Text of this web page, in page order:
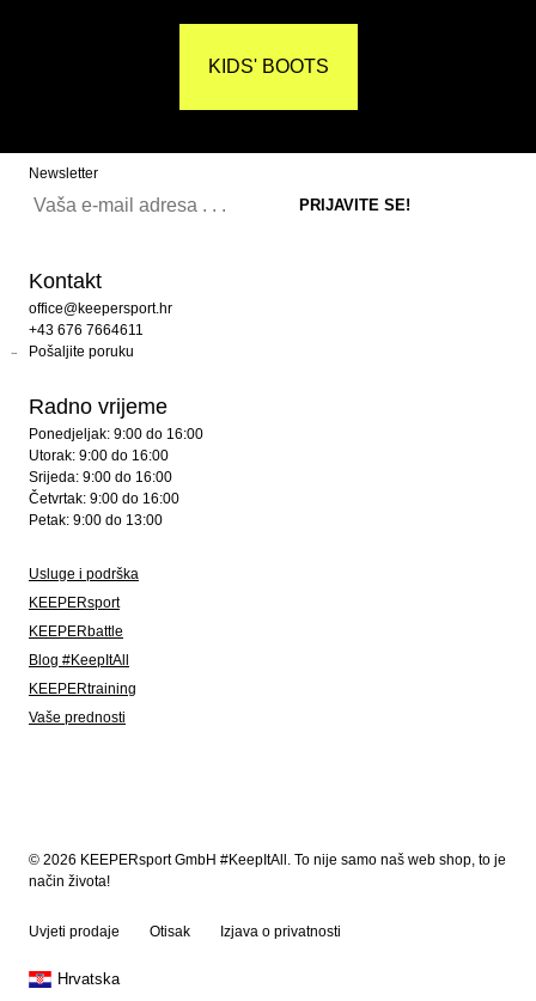
KIDS' BOOTS
Newsletter
Kontakt
office@keepersport.hr
+43 676 7664611
Pošaljite poruku
Radno vrijeme
Ponedjeljak: 9:00 do 16:00
Utorak: 9:00 do 16:00
Srijeda: 9:00 do 16:00
Četvrtak: 9:00 do 16:00
Petak: 9:00 do 13:00
Usluge i podrška
KEEPERsport
KEEPERbattle
Blog #KeepItAll
KEEPERtraining
Vaše prednosti
© 2026 KEEPERsport GmbH #KeepItAll. To nije samo naš web shop, to je
način života!
Uvjeti prodaje Otisak Izjava o privatnosti
Hrvatska